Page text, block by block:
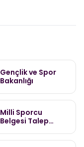
Gençlik ve Spor
Bakanlığı
Milli Sporcu
Belgesi Talep